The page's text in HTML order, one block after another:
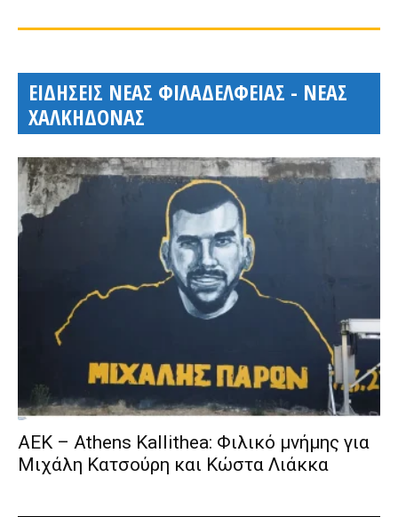
ΕΙΔΗΣΕΙΣ ΝΕΑΣ ΦΙΛΑΔΕΛΦΕΙΑΣ - ΝΕΑΣ
ΧΑΛΚΗΔΟΝΑΣ
ΑΕΚ – Athens Kallithea: Φιλικό μνήμης για
Μιχάλη Κατσούρη και Κώστα Λιάκκα